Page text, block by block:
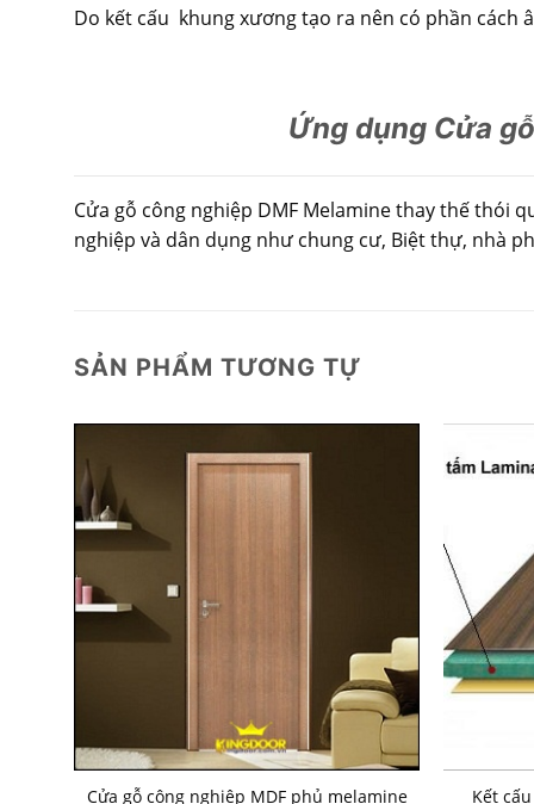
Do kết cấu khung xương tạo ra nên có phần cách
Ứng dụng Cửa
Cửa gỗ công nghiệp DMF Melamine thay thế thói
nghiệp và dân dụng như chung cư, Biệt thự, nhà
SẢN PHẨM TƯƠNG TỰ
Cửa gỗ công nghiệp MDF phủ melamine Kết